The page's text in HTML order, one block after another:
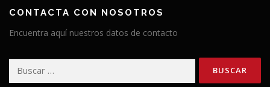
CONTACTA CON NOSOTROS
Encuentra aquí nuestros datos de contacto